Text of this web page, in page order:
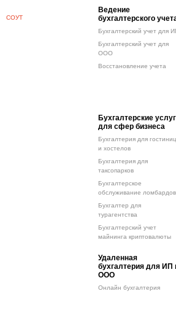
СОУТ
Ведение
бухгалтерского
Бухгалтерский учет для
Бухгалтерский учет для
ООО
Восстановление учета
Бухгалтерские
для сфер бизнеса
Бухгалтерия для гостиниц
и хостелов
Бухгалтерия для
таксопарков
Бухгалтерское
обслуживание ломбардов
Бухгалтер для
турагентства
Бухгалтерский учет
майнинга криптовалюты
Удаленная
бухгалтерия для ИП
ООО
Онлайн бухгалтерия